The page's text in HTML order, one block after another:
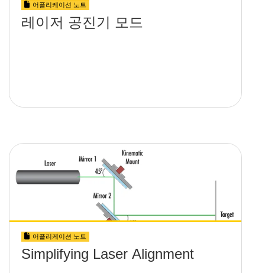
어플리케이션 노트
레이저 공진기 모드
어플리케이션 노트
Simplifying Laser Alignment